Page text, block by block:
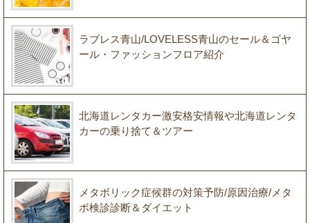
ラブレス青山/LOVELESS青山のセール＆ゴヤ
ール・ファッションフロア紹介
北海道レンタカー激安格安情報や北海道レンタ
カーの乗り捨て＆ツアー
メタボリック症候群の対策予防/原因治療/メタ
ボ検診診断＆ダイエット